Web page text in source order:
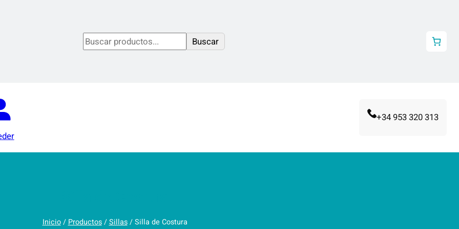
S
e
Buscar
+34 953 320 313
Inicio/ Productos/Sillas/ Silla de Costura